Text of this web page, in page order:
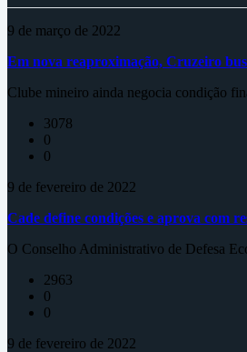
9 de março de 2022
Em nova reaproximação, Cruzeiro
Clube mineiro ainda negocia condição
3078
0
0
9 de fevereiro de 2022
Cade define condições e aprova com
O Conselho Administrativo de Defesa
2963
0
0
9 de fevereiro de 2022